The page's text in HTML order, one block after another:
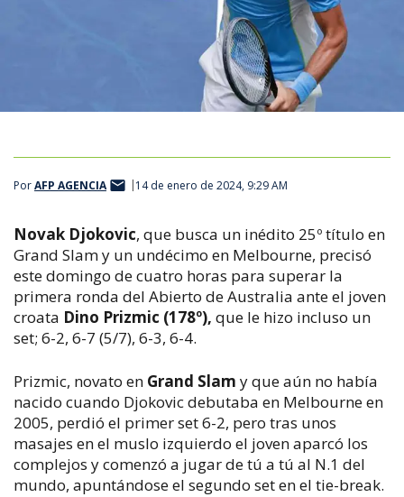
PorAFP AGENCIA 14 de enero de 2024, 9:29 AM
Novak Djokovic, que busca un inédito 25º título en
Grand Slam y un undécimo en Melbourne, precisó
este domingo de cuatro horas para superar la
primera ronda del Abierto de Australia ante el joven
croata Dino Prizmic (178º), que le hizo incluso un
set; 6-2, 6-7 (5/7), 6-3, 6-4.
Prizmic, novato en Grand Slam y que aún no había
nacido cuando Djokovic debutaba en Melbourne en
2005, perdió el primer set 6-2, pero tras unos
masajes en el muslo izquierdo el joven aparcó los
complejos y comenzó a jugar de tú a tú al N.1 del
mundo, apuntándose el segundo set en el tie-break.